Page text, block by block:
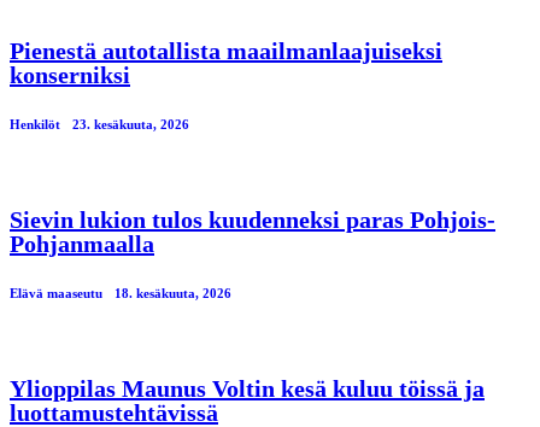
Pienestä autotallista maailmanlaajuiseksi
konserniksi
Henkilöt 23. kesäkuuta, 2026
Sievin lukion tulos kuudenneksi paras Pohjois-
Pohjanmaalla
Elävä maaseutu 18. kesäkuuta, 2026
Ylioppilas Maunus Voltin kesä kuluu töissä ja
luottamustehtävissä